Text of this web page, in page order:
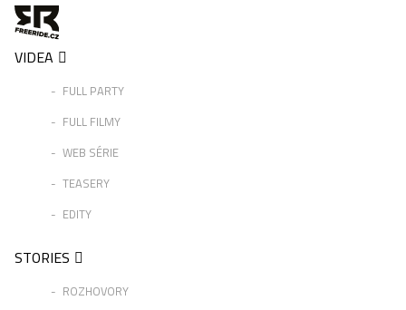
VIDEA
FULL PARTY
FULL FILMY
WEB SÉRIE
TEASERY
EDITY
STORIES
ROZHOVORY